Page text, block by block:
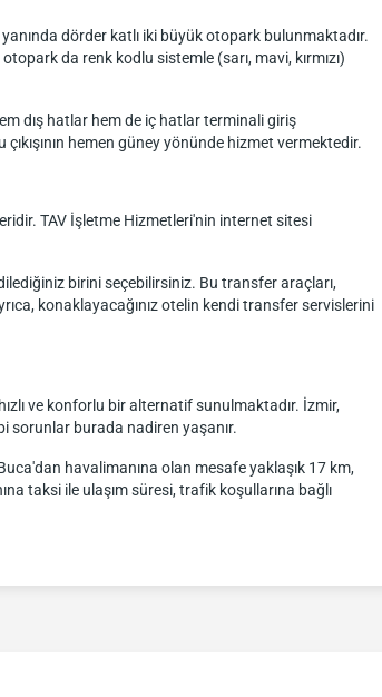
dörder katlı iki büyük otopark bulunmaktadır.
da renk kodlu sistemle (sarı, mavi, kırmızı)
dış hatlar hem de iç hatlar terminali giriş
hemen güney yönünde hizmet vermektedir.
TAV İşletme Hizmetleri'nin internet sitesi
birini seçebilirsiniz. Bu transfer araçları,
konaklayacağınız otelin kendi transfer servislerini
ve konforlu bir alternatif sunulmaktadır. İzmir,
sorunlar burada nadiren yaşanır.
havalimanına olan mesafe yaklaşık 17 km,
taksi ile ulaşım süresi, trafik koşullarına bağlı